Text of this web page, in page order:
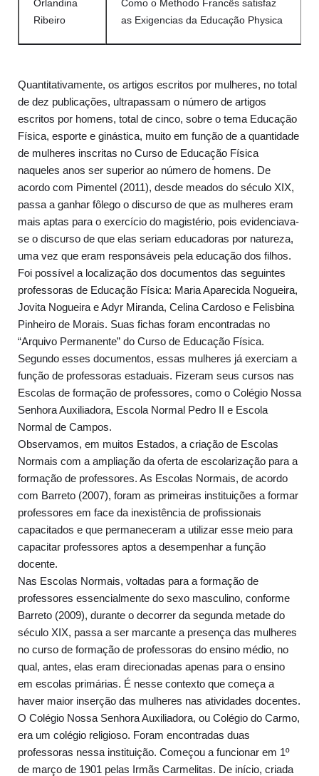
Orlandina
Ribeiro
Como o Methodo Francês satisfaz
as Exigencias da Educação Physica
Quantitativamente, os artigos escritos por mulheres, no total
de dez publicações, ultrapassam o número de artigos
escritos por homens, total de cinco, sobre o tema Educação
Física, esporte e ginástica, muito em função de a quantidade
de mulheres inscritas no Curso de Educação Física
naqueles anos ser superior ao número de homens. De
acordo com Pimentel (2011), desde meados do século XIX,
passa a ganhar fôlego o discurso de que as mulheres eram
mais aptas para o exercício do magistério, pois evidenciava-
se o discurso de que elas seriam educadoras por natureza,
uma vez que eram responsáveis pela educação dos filhos.
Foi possível a localização dos documentos das seguintes
professoras de Educação Física: Maria Aparecida Nogueira,
Jovita Nogueira e Adyr Miranda, Celina Cardoso e Felisbina
Pinheiro de Morais. Suas fichas foram encontradas no
“Arquivo Permanente” do Curso de Educação Física.
Segundo esses documentos, essas mulheres já exerciam a
função de professoras estaduais. Fizeram seus cursos nas
Escolas de formação de professores, como o Colégio Nossa
Senhora Auxiliadora, Escola Normal Pedro II e Escola
Normal de Campos.
Observamos, em muitos Estados, a criação de Escolas
Normais com a ampliação da oferta de escolarização para a
formação de professores. As Escolas Normais, de acordo
com Barreto (2007), foram as primeiras instituições a formar
professores em face da inexistência de profissionais
capacitados e que permaneceram a utilizar esse meio para
capacitar professores aptos a desempenhar a função
docente.
Nas Escolas Normais, voltadas para a formação de
professores essencialmente do sexo masculino, conforme
Barreto (2009), durante o decorrer da segunda metade do
século XIX, passa a ser marcante a presença das mulheres
no curso de formação de professoras do ensino médio, no
qual, antes, elas eram direcionadas apenas para o ensino
em escolas primárias. É nesse contexto que começa a
haver maior inserção das mulheres nas atividades docentes.
O Colégio Nossa Senhora Auxiliadora, ou Colégio do Carmo,
era um colégio religioso. Foram encontradas duas
professoras nessa instituição. Começou a funcionar em 1º
de março de 1901 pelas Irmãs Carmelitas. De início, criada